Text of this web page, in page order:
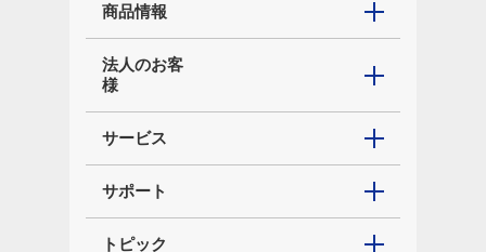
商品情報
法人のお客
様
サービス
サポート
トピック